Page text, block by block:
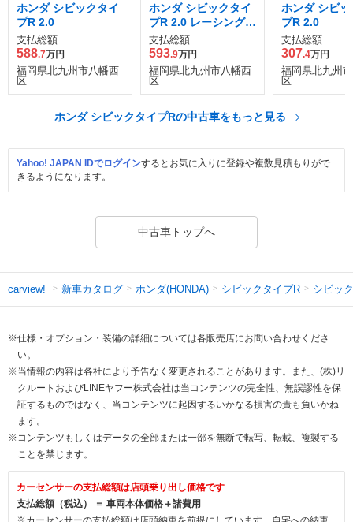
ホンダ シビックタイ
プR 2.0
支払総額
588.7万円
福岡県北九州市八幡西
区
ホンダ シビックタイ
プR 2.0 レーシングブ
ラックパッケージ
支払総額
593.9万円
福岡県北九州市八幡西
区
ホンダ シビ
プR 2.0
支払総額
307.4万円
福岡県北九州
区
ホンダ シビックタイプRの中古車をもっと見る
Yahoo! JAPAN IDでログインするとお気に入りに登録や複数見積もりがで
きるようになります。
中古車トップへ
carview! 新車カタログ ホンダ(HONDA) シビックタイプR シビッ
※仕様・オプション・装備の詳細については各販売店にお問い合わせくださ
い。
※当情報の内容は各社により予告なく変更されることがあります。また、(株)リ
クルートおよびLINEヤフー株式会社は当コンテンツの完全性、無誤謬性を保
証するものではなく、当コンテンツに起因するいかなる損害の責も負いかね
ます。
※コンテンツもしくはデータの全部または一部を無断で転写、転載、複製する
ことを禁じます。
カーセンサーの支払総額は店頭乗り出し価格です
支払総額（税込） ＝ 車両本体価格＋諸費用